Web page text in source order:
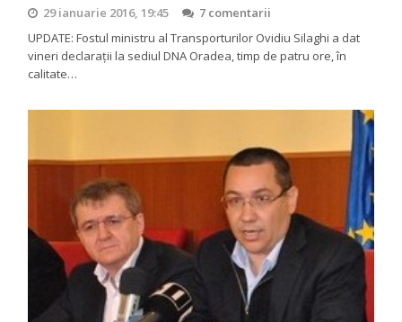
29 ianuarie 2016, 19:45
7 comentarii
UPDATE: Fostul ministru al Transporturilor Ovidiu Silaghi a dat
vineri declarații la sediul DNA Oradea, timp de patru ore, în
calitate…